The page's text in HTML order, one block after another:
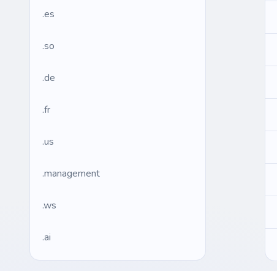
.es
.so
.de
.fr
.us
.management
.ws
.ai